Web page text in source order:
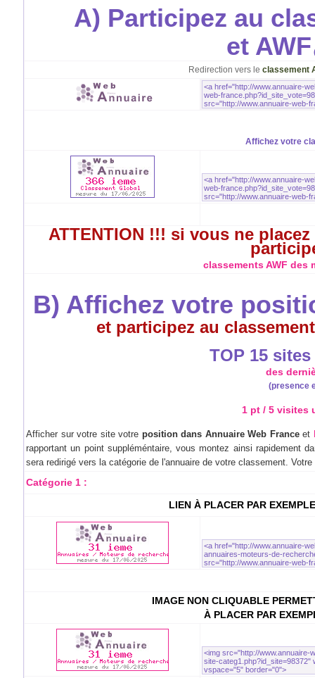
A) Participez au
et AWF
Redirection vers le classement
Affichez votre
ATTENTION !!! si vous ne
classements AWF des
B) Affichez votre
et participez au
TOP 15
des
(presence
1 pt / 5 visites
Afficher sur votre site votre position dans Annuaire Web Franceet
rapportant un point suppléméntaire, vous montez ainsi rapidement
sera redirigé vers la catégorie de l'annuaire de votre classement.
Catégorie 1 :
LIEN À PLACER PAR
IMAGE NON CLIQUABLE
À PLACER PAR